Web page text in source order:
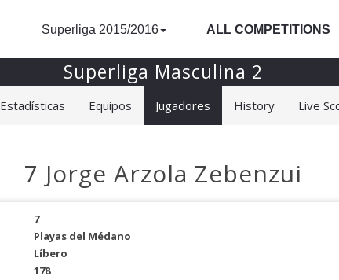
Superliga 2015/2016 ALL COMPETITIONS
Superliga Masculina 2
Estadísticas Equipos Jugadores History Live
7 Jorge Arzola Zebenzui
7
Playas del Médano
Líbero
178